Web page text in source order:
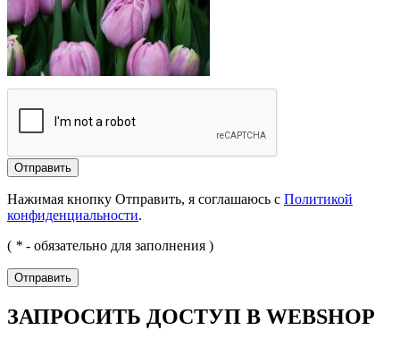
Отправить
Нажимая кнопку Отправить, я соглашаюсь с Политикой
конфиденциальности.
( * - обязательно для заполнения )
Отправить
ЗАПРОСИТЬ ДОСТУП В WEBSHOP